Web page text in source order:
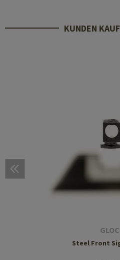
KUNDEN
Steel Front